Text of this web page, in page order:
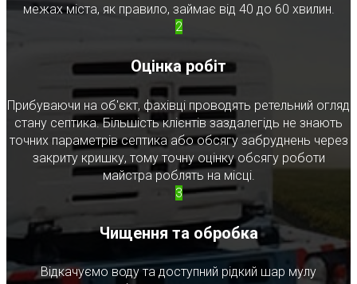
межах міста, як правило, займає від 40 до 60 хвилин.
2
Оцінка робіт
Прибуваючи на об'єкт, фахівці проводять ретельний огляд
стану септика. Більшість клієнтів заздалегідь не знають
точних параметрів септика або обсягу забруднень через
закриту кришку, тому точну оцінку обсягу роботи
майстра роблять на місці.
3
Чищення та обробка
Відкачуємо воду та доступний рідкий шар мулу